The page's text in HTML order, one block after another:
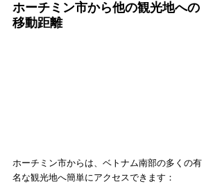
ホーチミン市から他の観光地への
移動距離
ホーチミン市からは、ベトナム南部の多くの有
名な観光地へ簡単にアクセスできます：